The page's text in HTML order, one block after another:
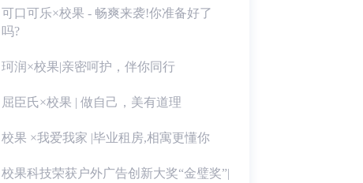
可口可乐×校果 - 畅爽来袭!你准备好了
吗?
珂润×校果|亲密呵护，伴你同行
屈臣氏×校果 | 做自己，美有道理
校果 ×我爱我家 |毕业租房,相寓更懂你
校果科技荣获户外广告创新大奖“金璧奖”|